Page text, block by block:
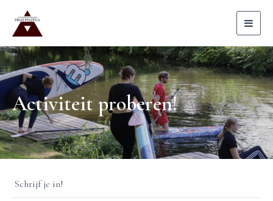
Activiteit proberen!
Schrijf je in!